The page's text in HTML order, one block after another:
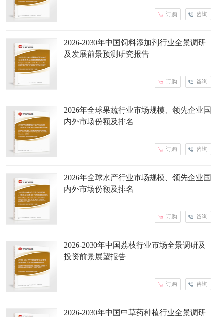
咨询
订购
2026-2030年中国饲料添加剂行业全景调研
及发展前景预测研究报告
咨询
订购
2026年全球果蔬行业市场规模、领先企业国
内外市场份额及排名
咨询
订购
2026年全球水产行业市场规模、领先企业国
内外市场份额及排名
咨询
订购
2026-2030年中国荔枝行业市场全景调研及
投资前景展望报告
咨询
订购
2026-2030年中国中草药种植行业全景调研